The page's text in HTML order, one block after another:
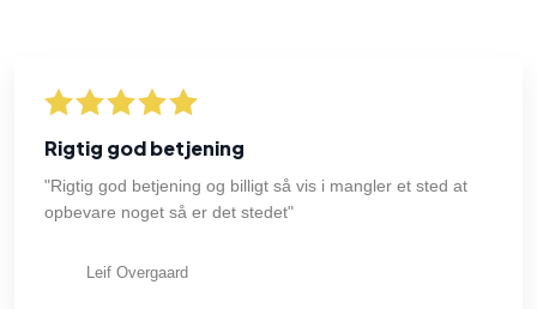
Rigtig god betjening
"Rigtig god betjening og billigt så vis i mangler et sted at
opbevare noget så er det stedet"
Leif Overgaard